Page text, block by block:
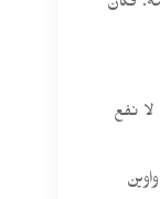
فكان
نفع